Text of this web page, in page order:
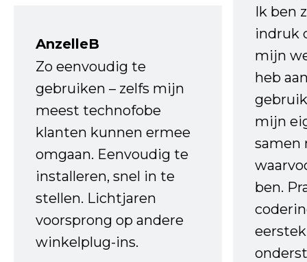
AnzelleB
Zo eenvoudig te
gebruiken – zelfs mijn
meest technofobe
klanten kunnen ermee
omgaan. Eenvoudig te
installeren, snel in te
stellen. Lichtjaren
voorsprong op andere
winkelplug-ins.
Ik ben
indruk
mijn
heb
mijn
samen
ben.